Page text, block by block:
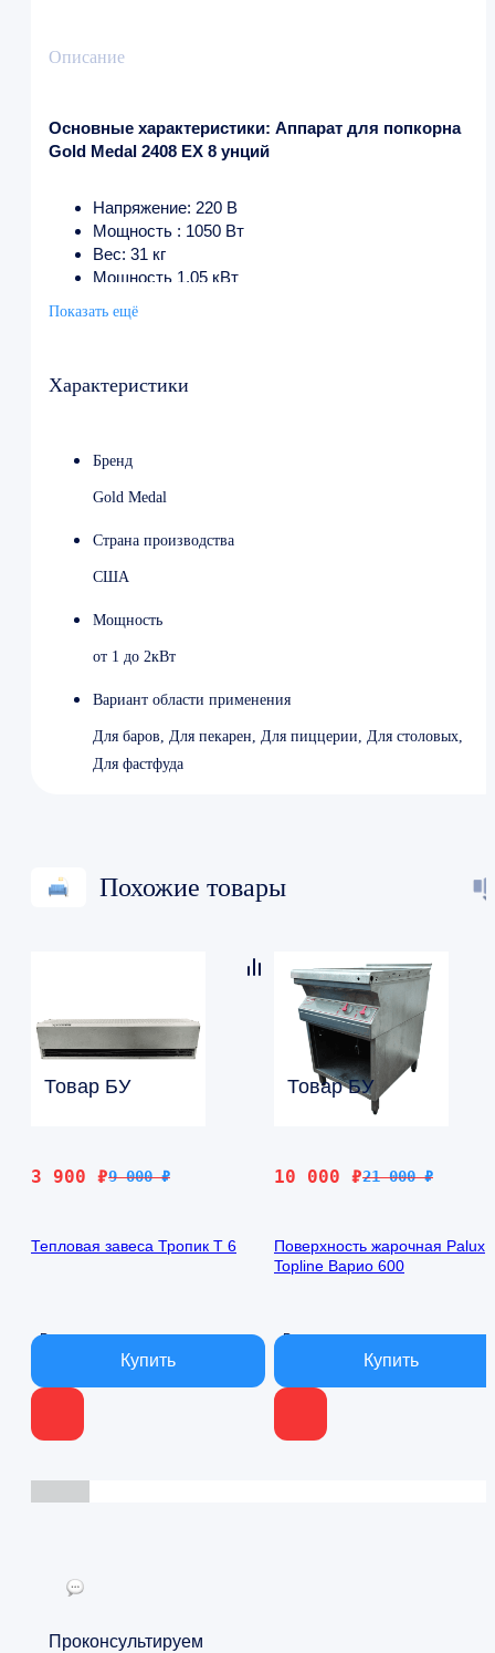
Описание
Основные характеристики: Аппарат для попкорна
Gold Medal 2408 EX 8 унций
Напряжение: 220 В
Мощность : 1050 Вт
Вес: 31 кг
Мощность 1.05 кВт
Глубина 457 мм
Показать ещё
Характеристики
Бренд
Gold Medal
Страна производства
США
Мощность
от 1 до 2кВт
Вариант области применения
Для баров, Для пекарен, Для пиццерии, Для столовых,
Для фастфуда
Похожие товары
Товар БУ
9 000₽
Первоначальная
9
3 900 ₽
Текущая
900 ₽.
Тепловая завеса Тропик T 6
В наличии
Товар БУ
21 000₽
Первоначальная
21
10 000 ₽
Текущая
000 ₽.
Поверхность жарочная Palux
Topline Варио 600
В наличии
Проконсультируем